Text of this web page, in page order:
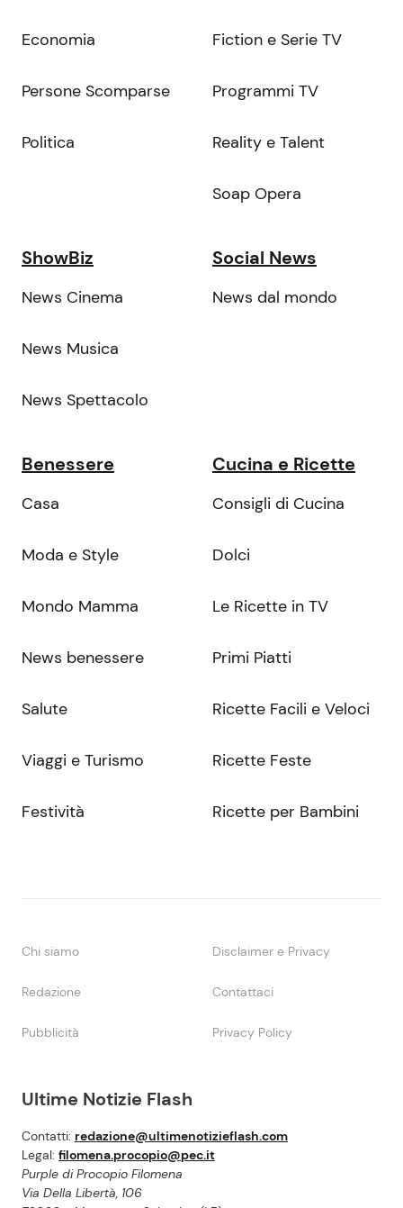
Ultime Notizie Flash
Contatti: redazione@ultimenotizieflash.com
Legal: filomena.procopio@pec.it
Purple di Procopio Filomena
Via Della Libertà, 106
Economia
Persone Scomparse
Politica
Fiction e Serie TV
Programmi TV
Reality e Talent
Soap Opera
ShowBiz
News Cinema
News Musica
News Spettacolo
Social News
News dal mondo
Benessere
Casa
Moda e Style
Mondo Mamma
News benessere
Salute
Viaggi e Turismo
Festività
Cucina e Ricette
Consigli di Cucina
Dolci
Le Ricette in TV
Primi Piatti
Ricette Facili e Veloci
Ricette Feste
Ricette per Bambini
Chi siamo Disclaimer e Privacy
Redazione Contattaci
Pubblicità Privacy Policy